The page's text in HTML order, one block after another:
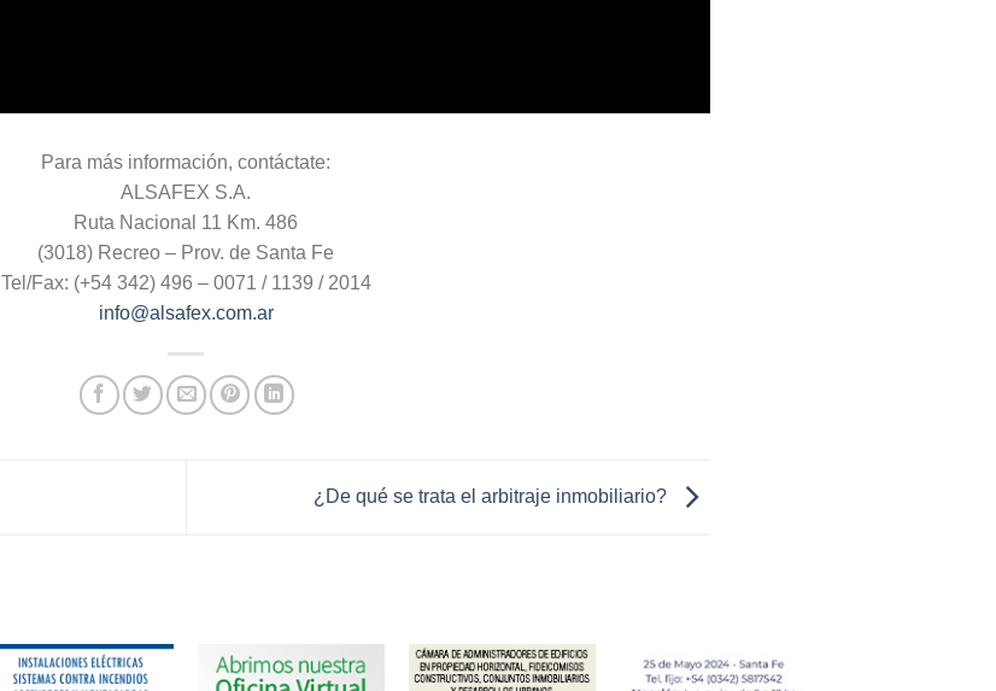
Para más información, contáctate:
ALSAFEX S.A.
Ruta Nacional 11 Km. 486
(3018) Recreo – Prov. de Santa Fe
Tel/Fax: (+54 342) 496 – 0071 / 1139 / 2014
info@alsafex.com.ar
¿De qué se trata el arbitraje inmobiliario?